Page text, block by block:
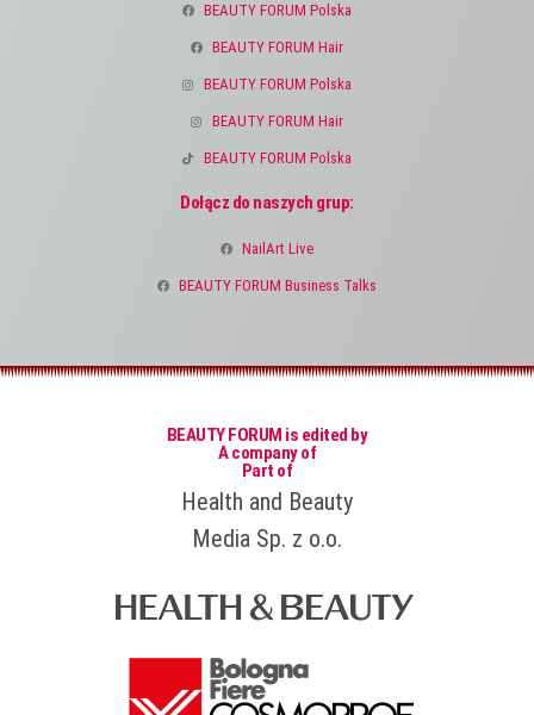
BEAUTY FORUM Polska
BEAUTY FORUM Hair
BEAUTY FORUM Polska
BEAUTY FORUM Hair
BEAUTY FORUM Polska
Dołącz do naszych grup:
NailArt Live
BEAUTY FORUM Business Talks
BEAUTY FORUM is edited by
A company of
Part of
Health and Beauty
Media Sp. z o.o.